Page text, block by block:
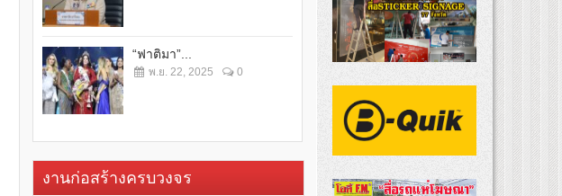
“ฟาติมา”...
พ.ย. 22, 2025 0
งานก่อสร้างครบวงจร